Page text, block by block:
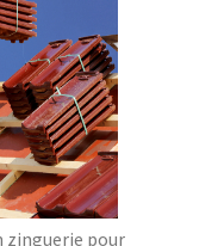
zinguerie pour